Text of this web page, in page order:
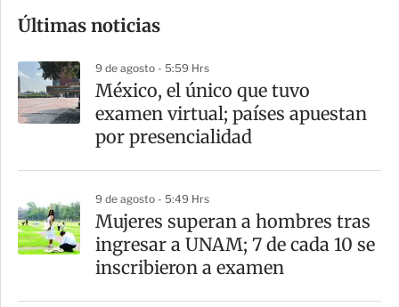
m
a
r
t
Últimas noticias
9 de agosto - 5:59 Hrs
México, el único que tuvo
examen virtual; países apuestan
por presencialidad
9 de agosto - 5:49 Hrs
Mujeres superan a hombres tras
ingresar a UNAM; 7 de cada 10 se
inscribieron a examen